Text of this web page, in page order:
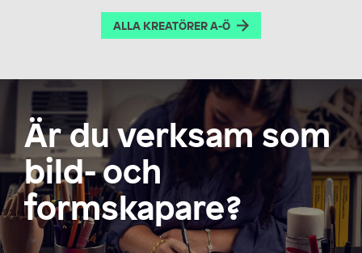
ALLA KREATÖRER A-Ö
Är du verksam som
bild- och
formskapare?